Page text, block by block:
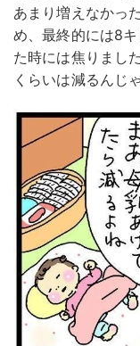
あまり増えなかっ
め、最終的には8
た時には焦りまし
くらいは減るんじ